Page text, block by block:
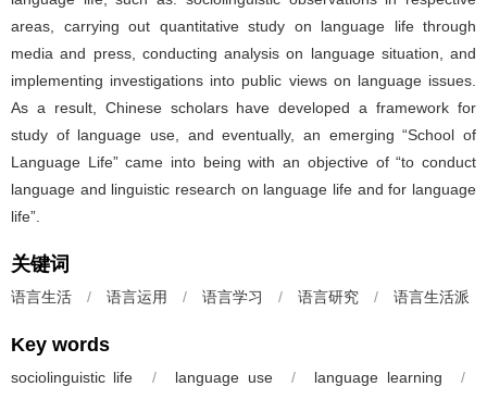
areas, carrying out quantitative study on language life through
media and press, conducting analysis on language situation, and
implementing investigations into public views on language issues.
As a result, Chinese scholars have developed a framework for
study of language use, and eventually, an emerging “School of
Language Life” came into being with an objective of “to conduct
language and linguistic research on language life and for language
life”.
关键词
语言生活 / 语言运用 / 语言学习 / 语言研究 / 语言生活派
Key words
sociolinguistic life / language use / language learning
/